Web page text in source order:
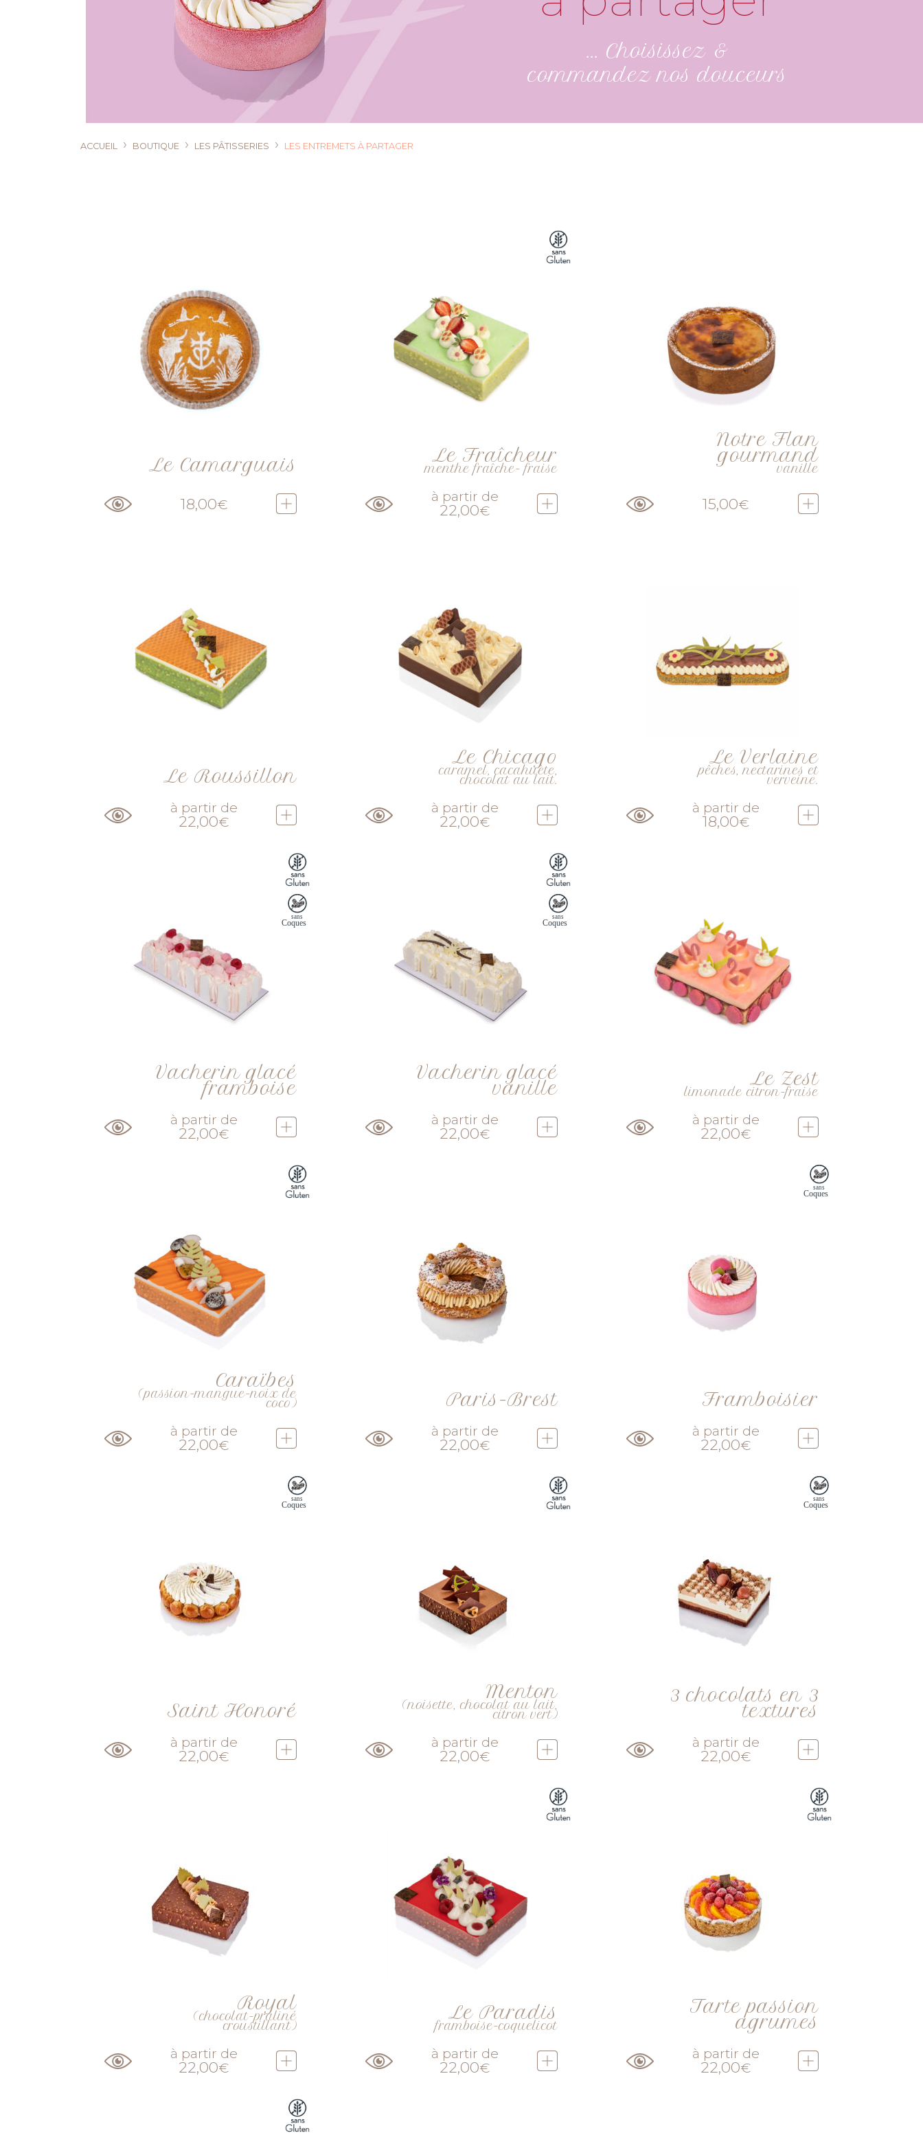
... Choisissez &
commandez nos douceurs
ACCUEIL › BOUTIQUE › LES PÂTISSERIES › LES ENTREMETS À PARTAGER
Le Camarguais
18,00€
Le Fraîcheur
menthe fraîche- fraise
à partir de
22,00€
Notre Flan
gourmand
vanille
15,00€
Le Roussillon
à partir de
22,00€
Le Chicago
caramel, cacahuète,
chocolat au lait.
à partir de
22,00€
Le Verlaine
pêches, nectarines et
verveine.
à partir de
18,00€
Vacherin glacé
framboise
à partir de
22,00€
Vacherin glacé
vanille
à partir de
22,00€
Le Zest
limonade citron-fraise
à partir de
22,00€
Caraïbes
(passion-mangue-noix de
coco)
à partir de
22,00€
Paris-Brest
à partir de
22,00€
Framboisier
à partir de
22,00€
Saint Honoré
à partir de
22,00€
Menton
(noisette, chocolat au lait,
citron vert)
à partir de
22,00€
3 chocolats en 3
textures
à partir de
22,00€
Royal
(chocolat-praliné
croustillant)
à partir de
22,00€
Le Paradis
framboise-coquelicot
à partir de
22,00€
Tarte passion
agrumes
à partir de
22,00€